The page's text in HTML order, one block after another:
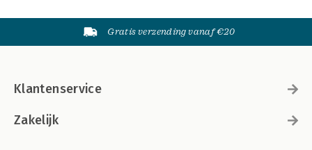
Gratis verzending vanaf €20
Klantenservice
Zakelijk